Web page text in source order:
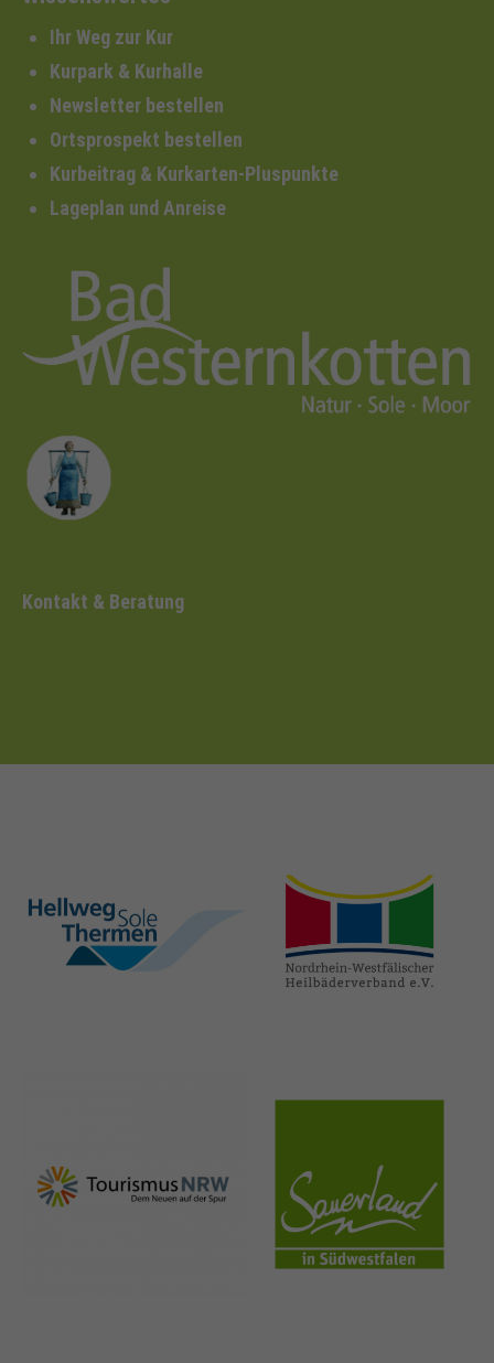
Ihr Weg zur Kur
Kurpark & Kurhalle
Newsletter bestellen
Ortsprospekt bestellen
Kurbeitrag & Kurkarten-Pluspunkte
Lageplan und Anreise
Kontakt & Beratung
hellweg-sole-
thermen.de
heilbaeder.de
nrw-
tourismus.de
sauerland.co
m